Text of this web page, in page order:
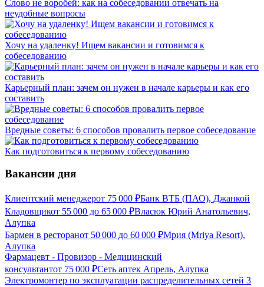
Слово не воробей: как на собеседовании отвечать на
неудобные вопросы
Хочу на удаленку! Ищем вакансии и готовимся к
собеседованию
Карьерный план: зачем он нужен в начале карьеры и как его
составить
Вредные советы: 6 способов провалить первое собеседование
Как подготовиться к первому собеседованию
Вакансии дня
Клиентский менеджерот 75 000 ₽Банк ВТБ (ПАО), Джанкой
Кладовщикот 55 000 до 65 000 ₽Власюк Юрий Анатольевич,
Алупка
Бармен в ресторанот 50 000 до 60 000 ₽Мрия (Mriya Resort),
Алупка
Фармацевт - Провизор - Медицинский
консультантот 75 000 ₽Сеть аптек Апрель, Алупка
Электромонтер по эксплуатации распределительных сетей 3